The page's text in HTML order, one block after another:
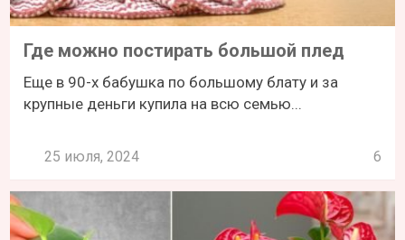
Где можно постирать большой плед
Еще в 90-х бабушка по большому блату и за
крупные деньги купила на всю семью...
25 июля, 2024 6